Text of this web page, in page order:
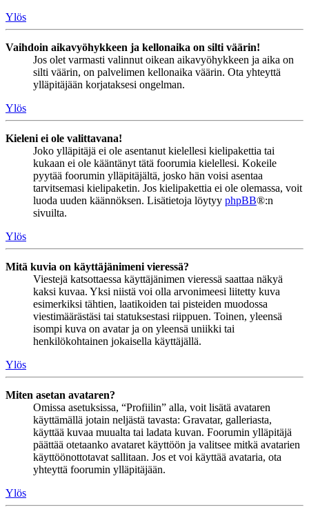
Ylös
Vaihdoin aikavyöhykkeen ja kellonaika on silti väärin!
Jos olet varmasti valinnut oikean aikavyöhykkeen ja aika on
silti väärin, on palvelimen kellonaika väärin. Ota yhteyttä
ylläpitäjään korjataksesi ongelman.
Ylös
Kieleni ei ole valittavana!
Joko ylläpitäjä ei ole asentanut kielellesi kielipakettia tai
kukaan ei ole kääntänyt tätä foorumia kielellesi. Kokeile
pyytää foorumin ylläpitäjältä, josko hän voisi asentaa
tarvitsemasi kielipaketin. Jos kielipakettia ei ole olemassa, voit
luoda uuden käännöksen. Lisätietoja löytyy phpBB®:n
sivuilta.
Ylös
Mitä kuvia on käyttäjänimeni vieressä?
Viestejä katsottaessa käyttäjänimen vieressä saattaa näkyä
kaksi kuvaa. Yksi niistä voi olla arvonimeesi liitetty kuva
esimerkiksi tähtien, laatikoiden tai pisteiden muodossa
viestimäärästäsi tai statuksestasi riippuen. Toinen, yleensä
isompi kuva on avatar ja on yleensä uniikki tai
henkilökohtainen jokaisella käyttäjällä.
Ylös
Miten asetan avataren?
Omissa asetuksissa, “Profiilin” alla, voit lisätä avataren
käyttämällä jotain neljästä tavasta: Gravatar, galleriasta,
käyttää kuvaa muualta tai ladata kuvan. Foorumin ylläpitäjä
päättää otetaanko avataret käyttöön ja valitsee mitkä avatarien
käyttöönottotavat sallitaan. Jos et voi käyttää avataria, ota
yhteyttä foorumin ylläpitäjään.
Ylös